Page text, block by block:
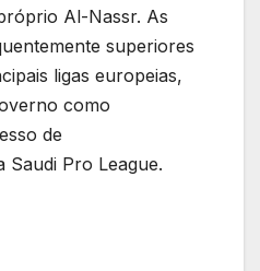
Al-Nassr. As
superiores
ligas europeias,
como
de
Saudi Pro League.